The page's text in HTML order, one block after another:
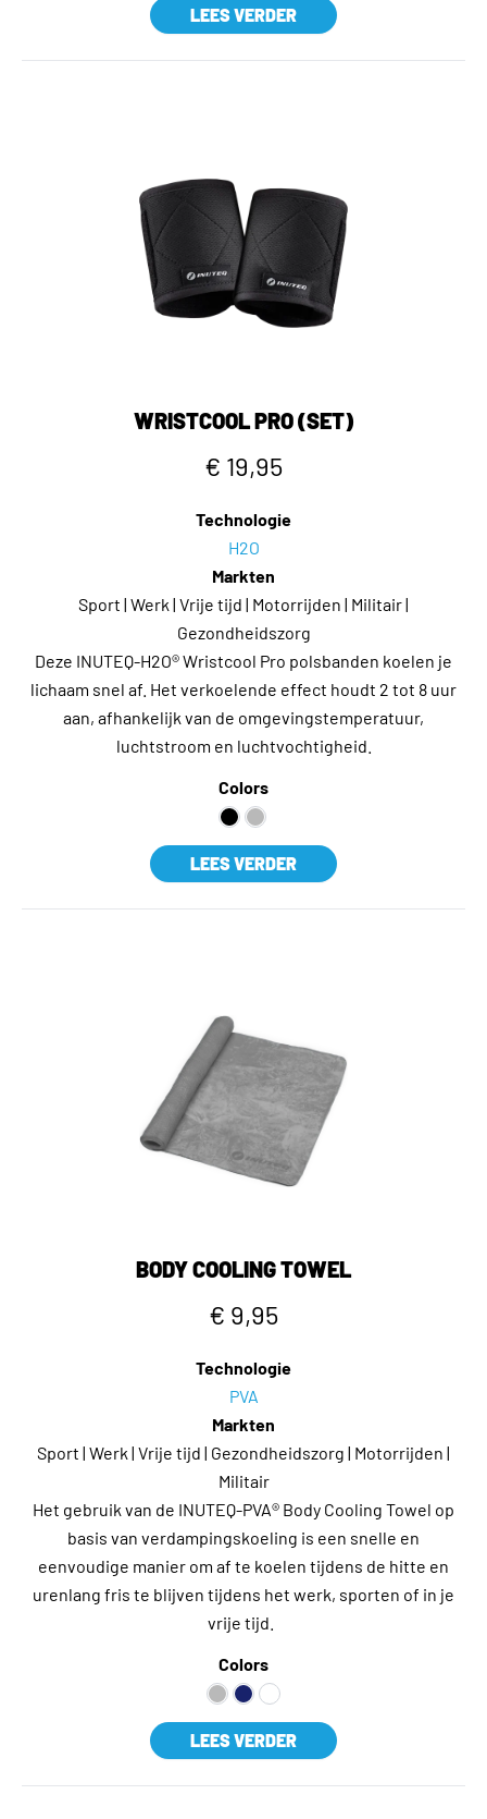
LEES VERDER
WRISTCOOL PRO (SET)
€ 19,95
Technologie
H2O
Markten
Sport | Werk | Vrije tijd | Motorrijden | Militair |
Gezondheidszorg
Deze INUTEQ-H2O® Wristcool Pro polsbanden koelen je
lichaam snel af. Het verkoelende effect houdt 2 tot 8 uur
aan, afhankelijk van de omgevingstemperatuur,
luchtstroom en luchtvochtigheid.
Colors
LEES VERDER
BODY COOLING TOWEL
€ 9,95
Technologie
PVA
Markten
Sport | Werk | Vrije tijd | Gezondheidszorg | Motorrijden |
Militair
Het gebruik van de INUTEQ-PVA® Body Cooling Towel op
basis van verdampingskoeling is een snelle en
eenvoudige manier om af te koelen tijdens de hitte en
urenlang fris te blijven tijdens het werk, sporten of in je
vrije tijd.
Colors
LEES VERDER